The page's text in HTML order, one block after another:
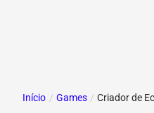
Início / Games / Criador de